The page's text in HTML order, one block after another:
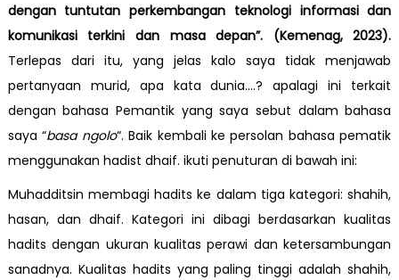
dengan tuntutan perkembangan teknologi informasi dan
komunikasi terkini dan masa depan”. (Kemenag, 2023).
Terlepas dari itu, yang jelas kalo saya tidak menjawab
pertanyaan murid, apa kata dunia….? apalagi ini terkait
dengan bahasa Pemantik yang saya sebut dalam bahasa
saya “basa ngolo“. Baik kembali ke persolan bahasa pematik
menggunakan hadist dhaif. ikuti penuturan di bawah ini:
Muhadditsin membagi hadits ke dalam tiga kategori: shahih,
hasan, dan dhaif. Kategori ini dibagi berdasarkan kualitas
hadits dengan ukuran kualitas perawi dan ketersambungan
sanadnya. Kualitas hadits yang paling tinggi adalah shahih,